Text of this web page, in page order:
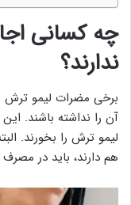
چه کسانی
ندارند؟
برخی مضرات لیمو ترش
آن را نداشته باشند.
لیمو ترش را بخورند.
هم دارند، باید در